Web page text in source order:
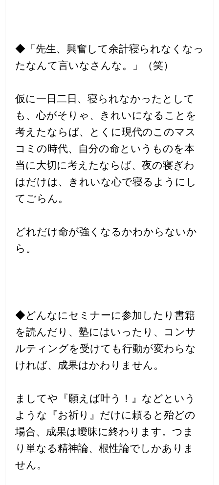
◆「先生、興奮して余計寝られなくなっ
たなんて言いなさんな。」（笑）
仮に一日二日、寝られなかったとして
も、心がそりゃ、きれいになることを
考えたならば、とくに現代のこのマス
コミの時代、自分の命というものを本
当に大切に考えたならば、夜の寝ぎわ
はだけは、きれいな心で寝るようにし
てごらん。
どれだけ命が強くなるかわからないか
ら。
◆どんなにセミナーに参加したり書籍
を読んだり、塾にはいったり、コンサ
ルティングを受けても行動が変わらな
ければ、成果はかわりません。
ましてや『願えば叶う！』などという
ような『お祈り』だけに頼ると殆どの
場合、成果は曖昧に終わります。つま
り単なる精神論、根性論でしかありま
せん。